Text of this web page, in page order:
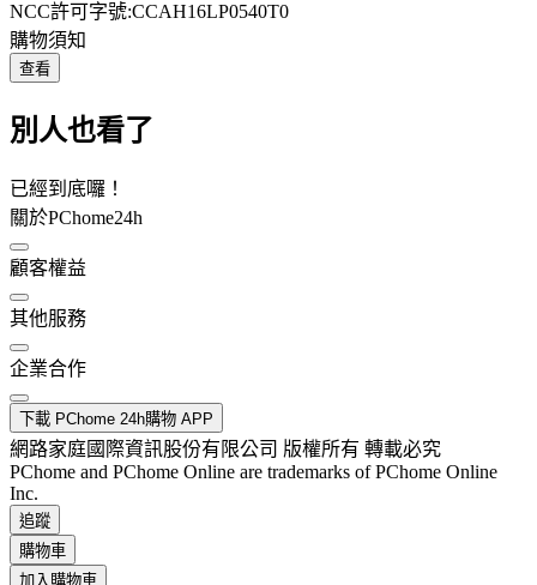
NCC許可字號:CCAH16LP0540T0
購物須知
查看
別人也看了
已經到底囉！
關於PChome24h
顧客權益
其他服務
企業合作
下載 PChome 24h購物 APP
網路家庭國際資訊股份有限公司 版權所有 轉載必究
PChome and PChome Online are trademarks of PChome Online
Inc.
追蹤
購物車
加入購物車